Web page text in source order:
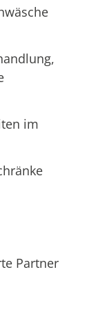
im
Partner